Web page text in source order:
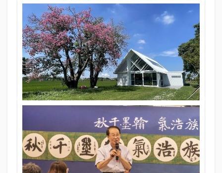
聯誼活動
逢甲英才共朝 志業百川同源 校友情誼熱烈綻放 席開40
桌共襄盛舉
11 Nov 2025
397期
文／賴俊銘(銀保72)．圖／郭瑋堃(電子89)
葡萄園裡的白色小屋 媽厝紫葡小書屋
11 Nov 2025 397期 文．圖／媽厝國小校長 楊惠如